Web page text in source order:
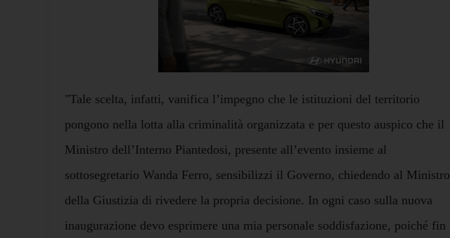
"Tale scelta, infatti, vanifica l’impegno che le istituzioni del territorio
pongono nella lotta alla criminalità organizzata e per questo auspico che il
Ministro dell’Interno Piantedosi, presente all’evento insieme al
sottosegretario Wanda Ferro, sensibilizzi il Governo, chiedendo al Ministro
della Giustizia di rivedere la propria decisione. In ogni caso sulla nuova
inaugurazione devo esprimere una mia personale soddisfazione, poiché fin